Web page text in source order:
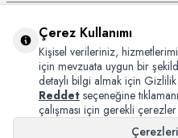
Çerez Kullanımı
Kişisel verileriniz,
için mevzuata uygun bir
detaylı bilgi almak için
Reddet seçeneğine
çalışması için gerekli çerezler